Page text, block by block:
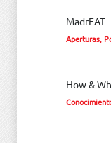
MadrEAT
Aperturas,
How &